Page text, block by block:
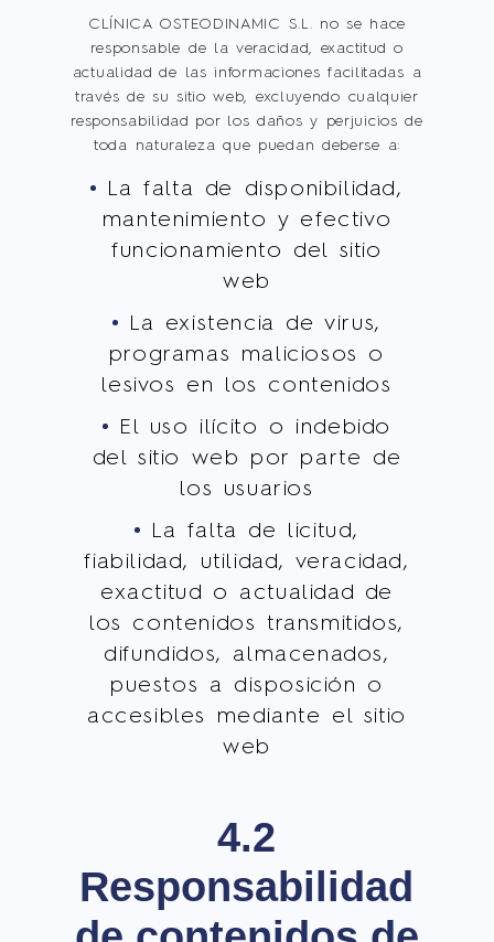
CLÍNICA OSTEODINAMIC S.L. no se hace
responsable de la veracidad, exactitud o
actualidad de las informaciones facilitadas a
través de su sitio web, excluyendo cualquier
responsabilidad por los daños y perjuicios de
toda naturaleza que puedan deberse a:
La falta de disponibilidad,
mantenimiento y efectivo
funcionamiento del sitio
web
La existencia de virus,
programas maliciosos o
lesivos en los contenidos
El uso ilícito o indebido
del sitio web por parte de
los usuarios
La falta de licitud,
fiabilidad, utilidad, veracidad,
exactitud o actualidad de
los contenidos transmitidos,
difundidos, almacenados,
puestos a disposición o
accesibles mediante el sitio
web
4.2
Responsabilidad